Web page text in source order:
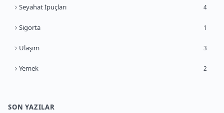
Seyahat İpuçları 4
Sigorta 1
Ulaşım 3
Yemek 2
SON YAZILAR